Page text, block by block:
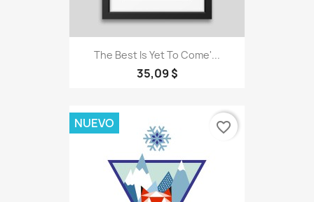
The Best Is Yet To Come'...
35,09 $
NUEVO favorite_border